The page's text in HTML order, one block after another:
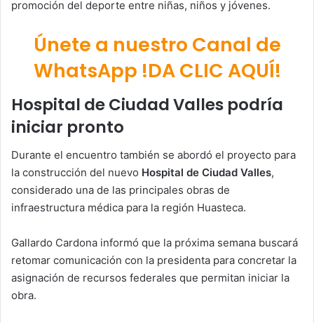
promoción del deporte entre niñas, niños y jóvenes.
Únete a nuestro Canal de
WhatsApp !DA CLIC AQUÍ!
Hospital de Ciudad Valles podría
iniciar pronto
Durante el encuentro también se abordó el proyecto para
la construcción del nuevo Hospital de Ciudad Valles,
considerado una de las principales obras de
infraestructura médica para la región Huasteca.
Gallardo Cardona informó que la próxima semana buscará
retomar comunicación con la presidenta para concretar la
asignación de recursos federales que permitan iniciar la
obra.